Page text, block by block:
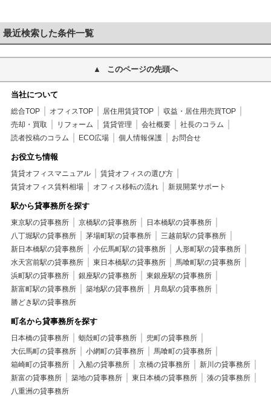
最近検索した条件一覧
このページの先頭へ
当社について
総合TOP オフィスTOP 居住用賃貸TOP
収益・居住用売買TOP
売却・買取
リフォーム 賃貸管理 会社概要
社長のコラム
読者投稿のコラム
ECO広場 個人情報保護 お問合せ
お役立ち情報
賃貸オフィスマニュアル
賃貸オフィスの選び方
賃貸オフィス賃料相場
オフィス移転の流れ 新規開業サポート
駅から貸事務所を探す
東京駅の貸事務所 京橋駅の貸事務所
日本橋駅の貸事務所
八丁堀駅の貸事務所
茅場町駅の貸事務所
三越前駅の貸事務所
新日本橋駅の貸事務所
小伝馬町駅の貸事務所
人形町駅の貸事務所
水天宮前駅の貸事務所
東日本橋駅の貸事務所
馬喰町駅の貸事務所
浜町駅の貸事務所
銀座駅の貸事務所
東銀座駅の貸事務所
新富町駅の貸事務所
築地駅の貸事務所
月島駅の貸事務所
勝どき駅の貸事務所
町名から貸事務所を探す
日本橋の貸事務所 蛎殻町の貸事務所
兜町の貸事務所
大伝馬町の貸事務所
小網町の貸事務所
馬喰町の貸事務所
箱崎町の貸事務所
入船の貸事務所 京橋の貸事務所
新川の貸事務所
新富の貸事務所
築地の貸事務所 東日本橋の貸事務所
湊の貸事務所
八重洲の貸事務所